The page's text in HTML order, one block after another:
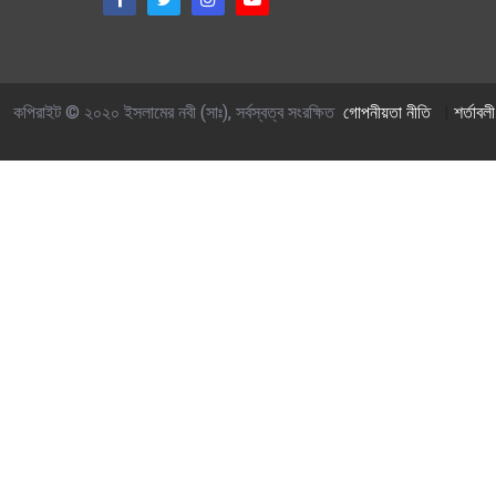
কপিরাইট © ২০২০ ইসলামের নবী (সাঃ), সর্বস্বত্ব সংরক্ষিত গোপনীয়তা নীতি শর্তাবলী